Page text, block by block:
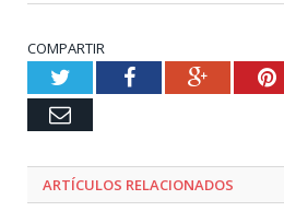
COMPARTIR
TwitterFacebookGoogle+
Email
ARTÍCULOS RELACIONADOS